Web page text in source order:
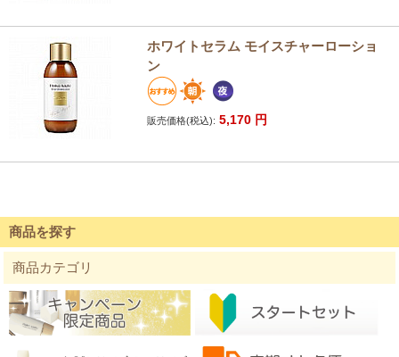
ホワイトセラム モイスチャーローショ
ン
販売価格(税込): 5,170 円
商品を探す
商品カテゴリ